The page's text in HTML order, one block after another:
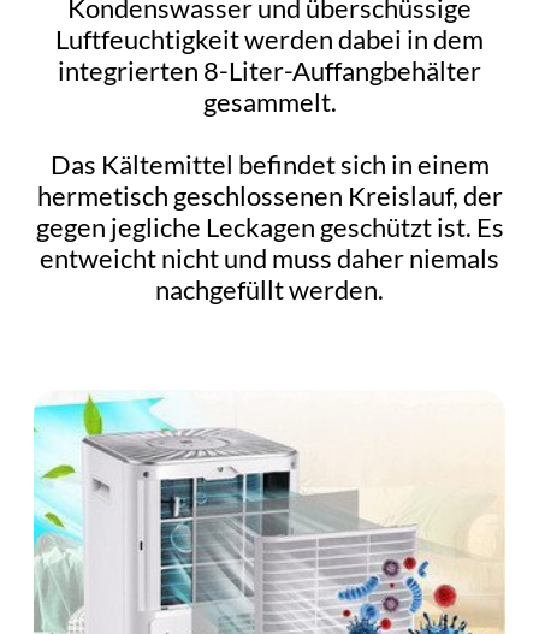
Kondenswasser und überschüssige
Luftfeuchtigkeit werden dabei in dem
integrierten 8-Liter-Auffangbehälter
gesammelt.
Das Kältemittel befindet sich in einem
hermetisch geschlossenen Kreislauf, der
gegen jegliche Leckagen geschützt ist. Es
entweicht nicht und muss daher niemals
nachgefüllt werden.